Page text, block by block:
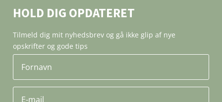
HOLD DIG OPDATERET
Tilmeld dig mit nyhedsbrev og gå ikke glip af nye
opskrifter og gode tips